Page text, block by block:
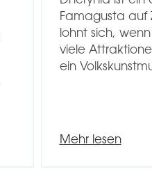
Famagusta auf
lohnt sich,
viele
ein
Mehr lesen